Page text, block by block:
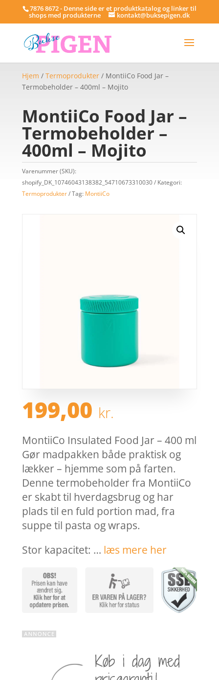
7876 8672 - Denne side er et produktkatalog og linker til
shops med produkterne kontakt@buksepigen.dk
Hjem / Termoprodukter/ MontiiCo Food Jar –
Termobeholder – 400ml – Mojito
MontiiCo Food Jar –
Termobeholder –
400ml – Mojito
Varenummer (SKU):
shopify_DK_10746043138382_54710673310030
Kategori:
Termoprodukter
Tag: MontiiCo
199,00 kr.
MontiiCo Insulated Food Jar – 400 ml
Gør madpakken både praktisk og
lækker – hjemme som på farten.
Denne termobeholder fra MontiiCo
er skabt til hverdagsbrug og har
plads til en fuld portion mad, fra
suppe til pasta og wraps.
Stor kapacitet: … læs mere her